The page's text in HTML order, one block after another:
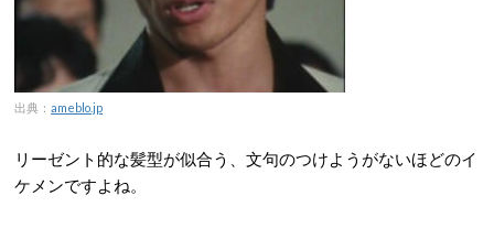
出典： ameblo.jp
リーゼント的な髪型が似合う、文句のつけようがないほどのイ
ケメンですよね。